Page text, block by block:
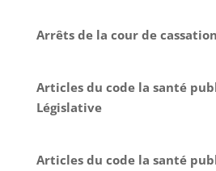
Arrêts de la cour de cassation
Articles du code la santé
Législative
Articles du code la santé